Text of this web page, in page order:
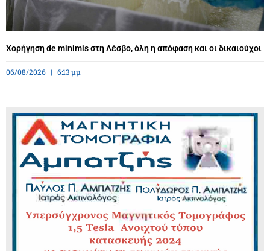
Χορήγηση de minimis στη Λέσβο, όλη η απόφαση και οι δικαιούχοι
06/08/2026 6:13 μμ